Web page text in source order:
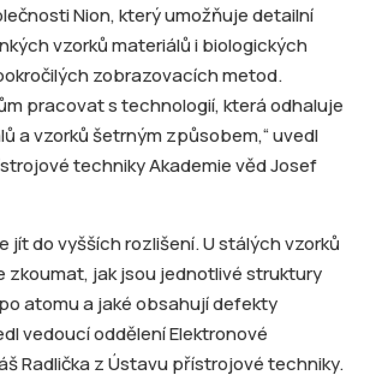
Nion, který umožňuje detailní
vzorků materiálů i biologických
zobrazovacích metod.
pracovat s technologií, která odhaluje
a vzorků šetrným způsobem,“ uvedl
techniky Akademie věd Josef
jít do vyšších rozlišení. U stálých vzorků
zkoumat, jak jsou jednotlivé struktury
atomu a jaké obsahují defekty
vedoucí oddělení Elektronové
Radlička z Ústavu přístrojové techniky.